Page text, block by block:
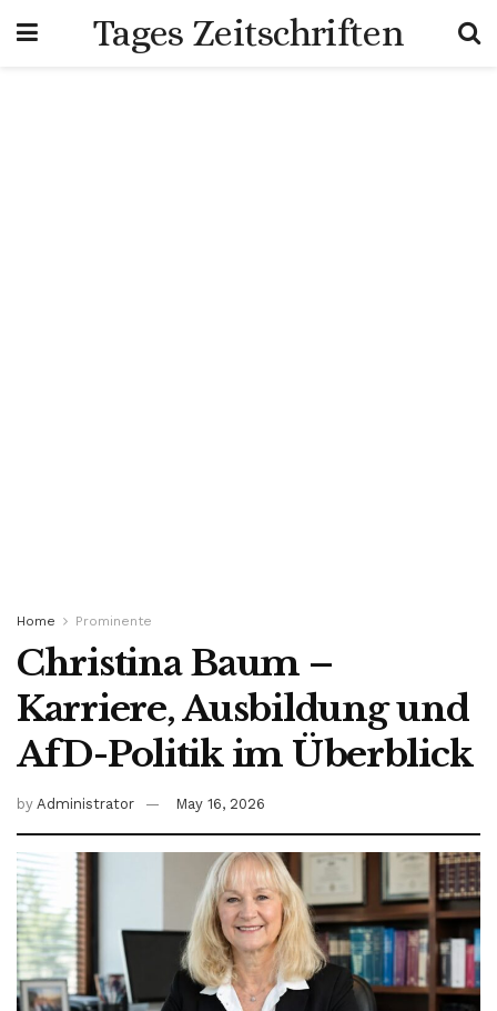
Tages Zeitschriften
Home Prominente
Christina Baum –
Karriere, Ausbildung und
AfD-Politik im Überblick
by Administrator May 16, 2026